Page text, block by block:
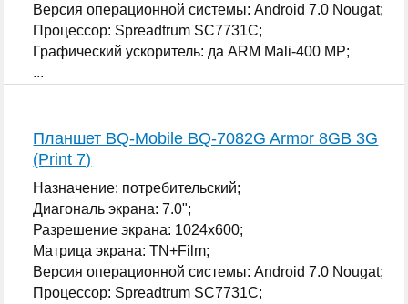
Версия операционной системы: Android 7.0 Nougat;
Процессор: Spreadtrum SC7731C;
Графический ускоритель: да ARM Mali-400 MP;
...
Планшет BQ-Mobile BQ-7082G Armor 8GB 3G
(Print 7)
Назначение: потребительский;
Диагональ экрана: 7.0";
Разрешение экрана: 1024x600;
Матрица экрана: TN+Film;
Версия операционной системы: Android 7.0 Nougat;
Процессор: Spreadtrum SC7731C;